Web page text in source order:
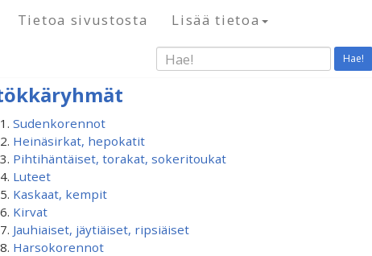
Tietoa sivustosta Lisää tietoa
Hae!
Sudenkorennot
Heinäsirkat, hepokatit
Pihtihäntäiset, torakat, sokeritoukat
Luteet
Kaskaat, kempit
Kirvat
Jauhiaiset, jäytiäiset, ripsiäiset
Harsokorennot